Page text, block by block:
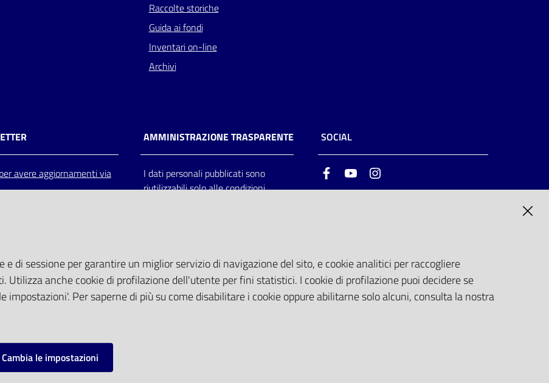
Raccolte storiche
Guida ai fondi
Inventari on-line
Archivi
avere aggiornamenti via
AMMINISTRAZIONE TRASPARENTE
I dati personali pubblicati sono
riutilizzabili solo alle condizioni
SOCIAL
FacebookYoutube
di sessione per garantire un miglior servizio di navigazione del sito, e cookie analitici per raccogliere
Utilizza anche cookie di profilazione dell'utente per fini statistici. I cookie di profilazione puoi decidere se
impostazioni'. Per saperne di più su come disabilitare i cookie oppure abilitarne solo alcuni, consulta la nostra
Cambia le impostazioni